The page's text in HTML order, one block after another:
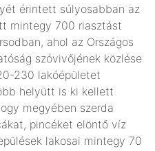
érintett súlyosabban az
mintegy 700 riasztást
ahol az Országos
szóvivőjének közlése
230 lakóépületet
helyütt is ki kellett
megyében szerda
pincéket elöntő víz
lakosai mintegy 70